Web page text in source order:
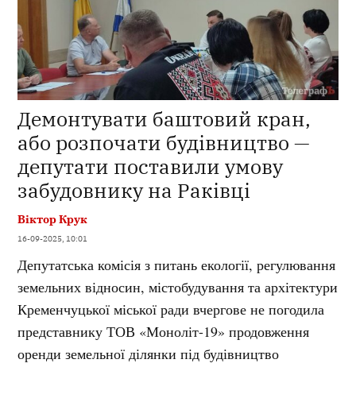
Демонтувати баштовий кран,
або розпочати будівництво —
депутати поставили умову
забудовнику на Раківці
Віктор Крук
16-09-2025, 10:01
Депутатська комісія з питань екології, регулювання
земельних відносин, містобудування та архітектури
Кременчуцької міської ради вчергове не погодила
представнику ТОВ «Моноліт-19» продовження
оренди земельної ділянки під будівництво